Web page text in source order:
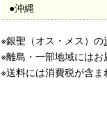
●沖縄
※銀聖（オス・メス）の
※離島・一部地域にはお
※送料には消費税が含ま